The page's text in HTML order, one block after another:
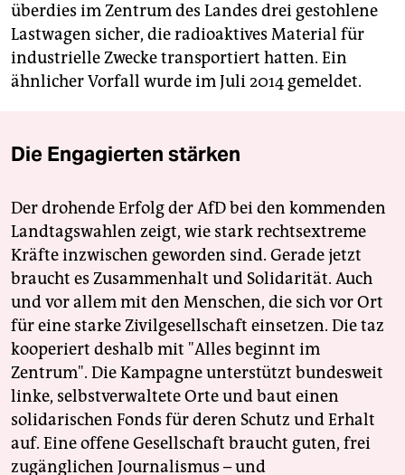
überdies im Zentrum des Landes drei gestohlene
Lastwagen sicher, die radioaktives Material für
industrielle Zwecke transportiert hatten. Ein
ähnlicher Vorfall wurde im Juli 2014 gemeldet.
Die Engagierten stärken
Der drohende Erfolg der AfD bei den kommenden
Landtagswahlen zeigt, wie stark rechtsextreme
Kräfte inzwischen geworden sind. Gerade jetzt
braucht es Zusammenhalt und Solidarität. Auch
und vor allem mit den Menschen, die sich vor Ort
für eine starke Zivilgesellschaft einsetzen. Die taz
kooperiert deshalb mit "Alles beginnt im
Zentrum". Die Kampagne unterstützt bundesweit
linke, selbstverwaltete Orte und baut einen
solidarischen Fonds für deren Schutz und Erhalt
auf. Eine offene Gesellschaft braucht guten, frei
zugänglichen Journalismus – und